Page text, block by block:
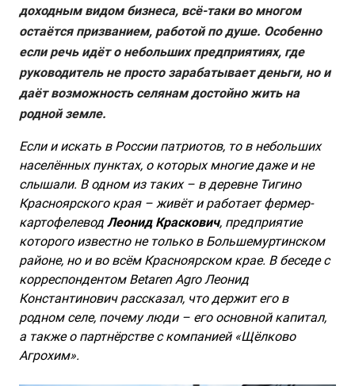
доходным видом бизнеса, всё-таки во многом
остаётся призванием, работой по душе. Особенно
если речь идёт о небольших предприятиях, где
руководитель не просто зарабатывает деньги, но и
даёт возможность селянам достойно жить на
родной земле.
Если и искать в России патриотов, то в небольших
населённых пунктах, о которых многие даже и не
слышали. В одном из таких – в деревне Тигино
Красноярского края – живёт и работает фермер-
картофелевод Леонид Краскович, предприятие
которого известно не только в Большемуртинском
районе, но и во всём Красноярском крае. В беседе с
корреспондентом Betaren Agro Леонид
Константинович рассказал, что держит его в
родном селе, почему люди – его основной капитал,
а также о партнёрстве с компанией «Щёлково
Агрохим».